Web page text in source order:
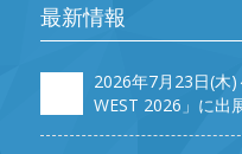
最新情報
2026年7月23日(木
WEST 2026」に出